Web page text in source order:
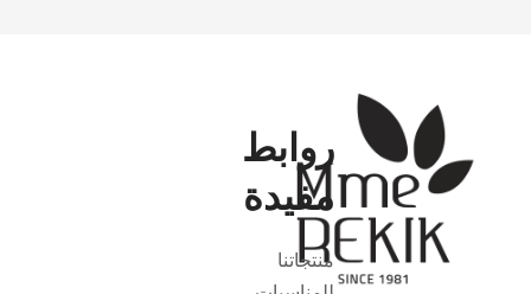
روابط
مفيدة
منتجاتنا